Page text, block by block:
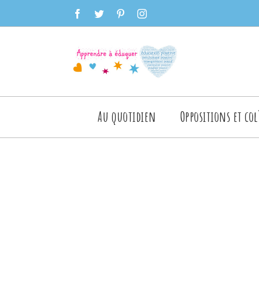
to
facebooktwitter pinterestinstagram
Rechercher
Au quotidien Oppositions et